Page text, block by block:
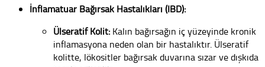
İnflamatuar Bağırsak Hastalıkları (IBD):
Ülseratif Kolit: Kalın bağırsağın iç yüzeyinde kronik
inflamasyona neden olan bir hastalıktır. Ülseratif
kolitte, lökositler bağırsak duvarına sızar ve dışkıda